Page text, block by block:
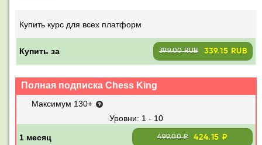
Купить курс для всех платформ
Купить за 399.00 RUB 339.15 RUB
Полная подписка Chess King
Максимум 130+
1 - 10
499.00 ₽ 424.15 ₽